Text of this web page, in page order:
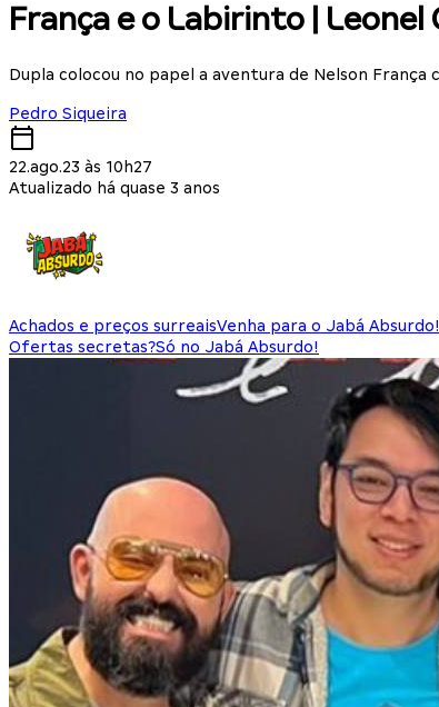
França e o Labirinto |
Dupla colocou no papel a aventura de Nelson
Pedro Siqueira
22.ago.23 às 10h27
Atualizado há quase 3 anos
Achados e preços surreaisVenha para o Jabá Absurdo!
Ofertas secretas?Só no Jabá Absurdo!